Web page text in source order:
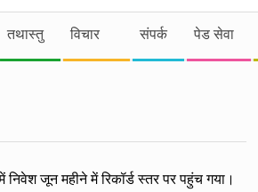
तथास्तु विचार संपर्क पेड सेवा
जून महीने में रिकॉर्ड स्तर पर पहुंच गया।